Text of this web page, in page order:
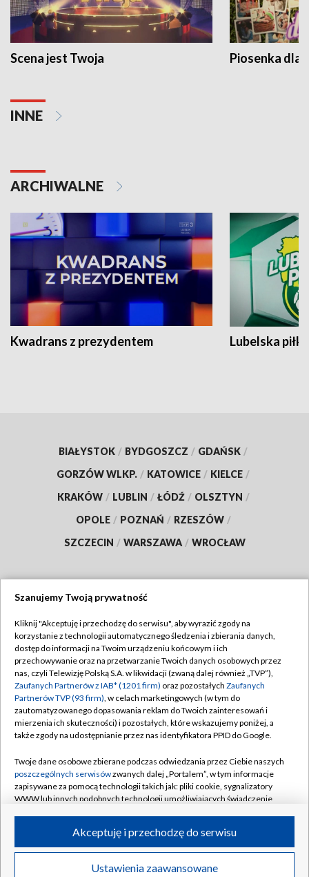
Scena jest Twoja Piosenka dla
INNE
ARCHIWALNE
Kwadrans z prezydentem Lubelska piłka
BIAŁYSTOK / BYDGOSZCZ / GDAŃSK /
GORZÓW WLKP. / KATOWICE / KIELCE /
KRAKÓW / LUBLIN / ŁÓDŹ / OLSZTYN /
OPOLE / POZNAŃ / RZESZÓW /
SZCZECIN / WARSZAWA / WROCŁAW
TVP
Abonament TVP
Emisja w TVP
Centrum informacji TVP
Naziemna Telewizja Cyfrowa
Rada Programowa
System NOS
Informacje o nadawcy
Program dla prasy
Regulamin TVP
Polityka prywatności
Moje zgody
Pomoc
Kontakt
Kanały
©2026 Telewizja Polska S.A. w likwidacji
Szanujemy Twoją prywatność
Kliknij "Akceptuję i przechodzę do serwisu", aby wyrazić zgody na
korzystanie z technologii automatycznego śledzenia i zbierania danych,
dostęp do informacji na Twoim urządzeniu końcowym i ich
przechowywanie oraz na przetwarzanie Twoich danych osobowych przez
nas, czyli Telewizję Polską S.A. w likwidacji (zwaną dalej również „TVP”),
Zaufanych Partnerów z IAB* (1201 firm) oraz pozostałych Zaufanych
Partnerów TVP (93 firm), w celach marketingowych (w tym do
zautomatyzowanego dopasowania reklam do Twoich zainteresowań i
mierzenia ich skuteczności) i pozostałych, które wskazujemy poniżej, a
także zgody na udostępnianie przez nas identyfikatora PPID do Google.
Twoje dane osobowe zbierane podczas odwiedzania przez Ciebie naszych
poszczególnych serwisówzwanych dalej „Portalem”, w tym informacje
zapisywane za pomocą technologii takich jak: pliki cookie, sygnalizatory
WWW lub innych podobnych technologii umożliwiających świadczenie
ruchu w Internecie.
Twoje dane osobowe zbierane podczas odwiedzania przez Ciebie
poszczególnych serwisówna Portalu, takie jak adresy IP, identyfikatory
Ustawienia zaawansowane
Akceptuję i przechodzę do serwisu